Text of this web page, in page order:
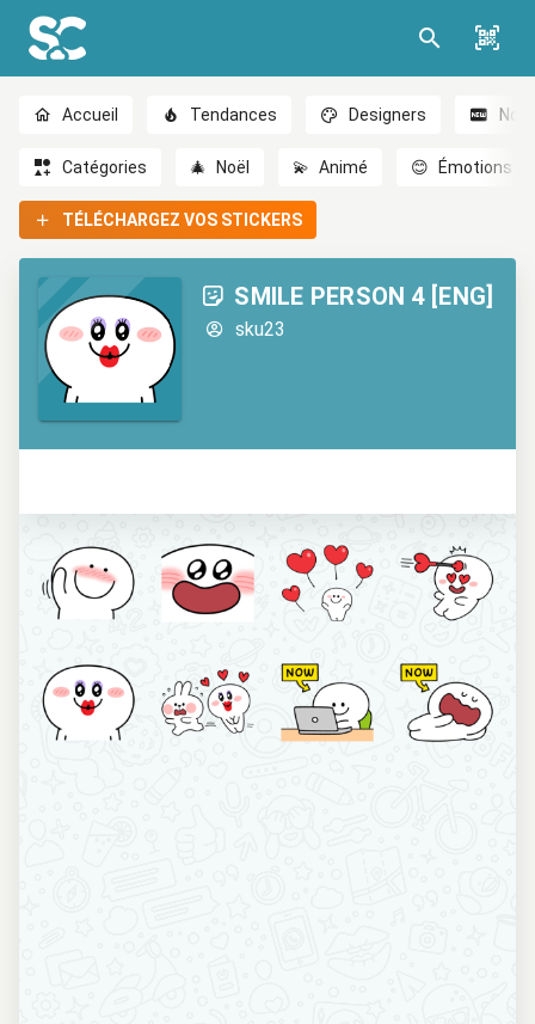
Accueil Tendances Designers
Catégories 🎄 Noël 💫 Animé 😊 Émotions
TÉLÉCHARGEZ VOS STICKERS
SMILE PERSON 4 [ENG]
sku23